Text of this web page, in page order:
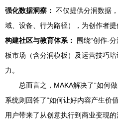
强化数据洞察： 不仅提供分润数据
域、设备、行为路径），为创作者提
构建社区与教育体系：
围绕“创作-
板市场（含分润模板）及运营技巧
力。
总而言之，MAKA解决了“如何
系统则回答了“如何让好内容产生价
用户带来了从创意执行到商业变现